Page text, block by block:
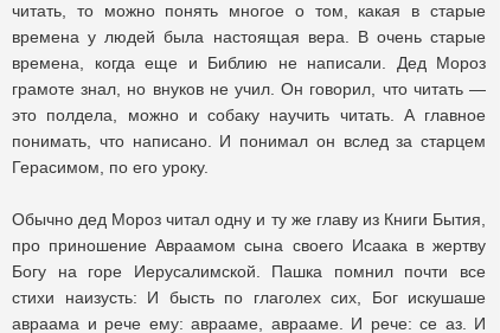
читать, то можно понять многое о том, какая в старые
времена у людей была настоящая вера. В очень старые
времена, когда еще и Библию не написали. Дед Мороз
грамоте знал, но внуков не учил. Он говорил, что читать —
это полдела, можно и собаку научить читать. А главное
понимать, что написано. И понимал он вслед за старцем
Герасимом, по его уроку.
Обычно дед Мороз читал одну и ту же главу из Книги Бытия,
про приношение Авраамом сына своего Исаака в жертву
Богу на горе Иерусалимской. Пашка помнил почти все
стихи наизусть: И бысть по глаголех сих, Бог искушаше
авраама и рече ему: аврааме, аврааме. И рече: се аз. И